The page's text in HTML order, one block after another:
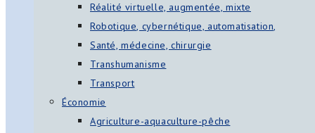
Réalité virtuelle, augmentée, mixte
Robotique, cybernétique, automatisation,
Santé, médecine, chirurgie
Transhumanisme
Transport
Économie
Agriculture-aquaculture-pêche